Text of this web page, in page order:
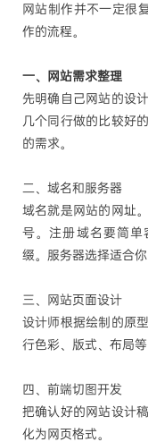
网站制作并不一定很
作的流程。
一、网站需求整理
先明确自己网站的设
几个同行做的比较好
的需求。
二、域名和服务器
域名就是网站的网址
号。注册域名要简单
缀。服务器选择适合你
三、网站页面设计
设计师根据绘制的原
行色彩、版式、布局
四、前端切图开发
把确认好的网站设计
化为网页格式。